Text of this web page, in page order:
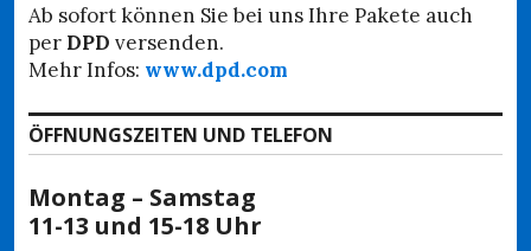
Ab sofort können Sie bei uns Ihre Pakete auch
per DPD versenden.
Mehr Infos: www.dpd.com
ÖFFNUNGSZEITEN UND TELEFON
Montag – Samstag
11-13 und 15-18 Uhr